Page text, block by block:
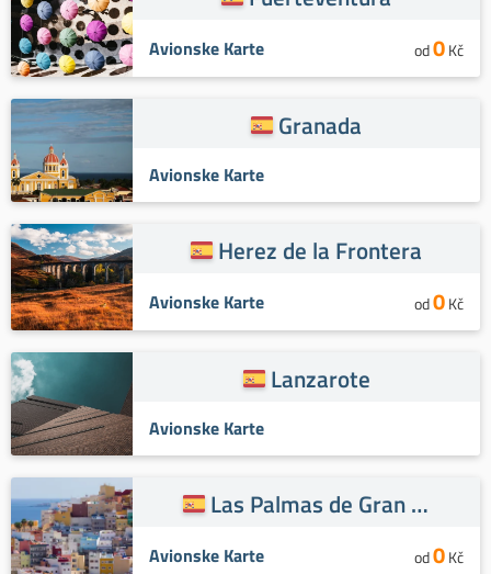
Avionske Karte od0Kč
Granada
Avionske Karte
Herez de la Frontera
Avionske Karte od0Kč
Lanzarote
Avionske Karte
Las Palmas de Gran Kanaria
Avionske Karte od0Kč